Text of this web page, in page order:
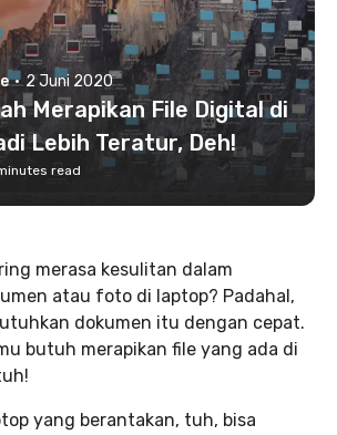
· 2 Juni 2020
Merapikan File Digital di
Lebih Teratur, Deh!
read
merasa kesulitan dalam
atau foto di laptop? Padahal,
dokumen itu dengan cepat.
butuh merapikan file yang ada di
yang berantakan, tuh, bisa